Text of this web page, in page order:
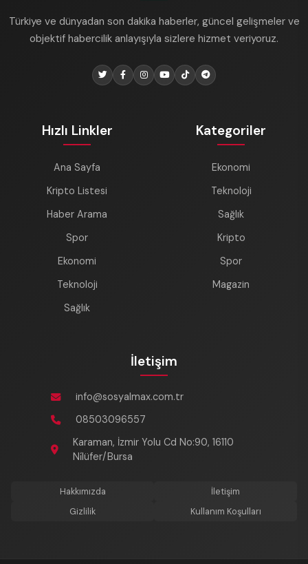
Türkiye ve dünyadan son dakika haberler, güncel gelişmeler ve
objektif habercilik anlayışıyla sizlere hizmet veriyoruz.
Hızlı Linkler
Ana Sayfa
Kripto Listesi
Haber Arama
Spor
Ekonomi
Teknoloji
Sağlık
Kategoriler
Ekonomi
Teknoloji
Sağlık
Kripto
Spor
Magazin
İletişim
info@sosyalmax.com.tr
08503096557
Karaman, İzmir Yolu Cd No:90, 16110
Ni̇lüfer/Bursa
Hakkımızda
İletişim
Gizlilik
Kullanım Koşulları